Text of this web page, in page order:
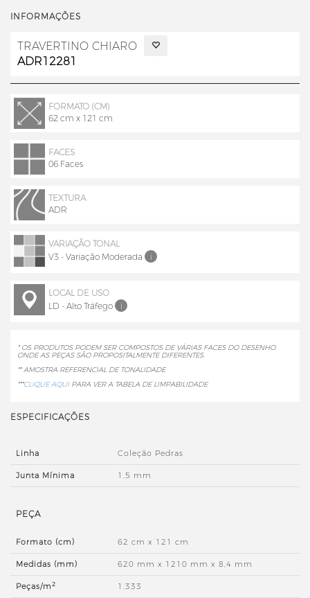
INFORMAÇÕES
TRAVERTINO CHIARO
ADR12281
FORMATO (CM)
62 cm x 121 cm
FACES
06 Faces
TEXTURA
ADR
VARIAÇÃO TONAL
V3 - Variação Moderada
i
LOCAL DE USO
LD - Alto Tráfego
i
* OS PRODUTOS PODEM SER COMPOSTOS DE VÁRIAS FACES DO DESENHO,
ONDE AS PEÇAS SÃO PROPOSITALMENTE DIFERENTES.
** AMOSTRA REFERENCIAL DE TONALIDADE
***CLIQUE AQUIPARA VER A TABELA DE LIMPABILIDADE
ESPECIFICAÇÕES
Linha Coleção Pedras
Junta Mínima 1,5 mm
PEÇA
Formato (cm) 62 cm x 121 cm
Medidas (mm) 620 mm x 1210 mm x 8,4 mm
Peças/m2 1,333